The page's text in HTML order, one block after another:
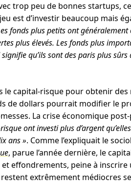
trop peu de bonnes startups,
est d’investir beaucoup mais
fonds plus petits ont
plus élevés. Les fonds plus
qu’ils sont des paris plus
le capital-risque pour obtenir
de dollars pourrait modifier le
La crise économique
ont investi plus d’argent
ans ». Comme l’expliquait le
, parue l’année dernière, le
effondrements, peine à
extrêmement médiocres